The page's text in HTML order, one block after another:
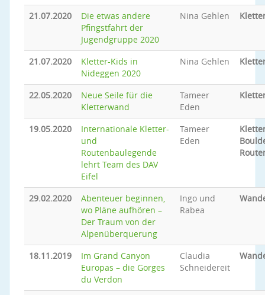
21.07.2020
Die etwas andere
Pfingstfahrt der
Jugendgruppe 2020
Nina Gehlen
21.07.2020
Kletter-Kids in
Nideggen 2020
Nina Gehlen
22.05.2020
Neue Seile für die
Kletterwand
Tameer
Eden
19.05.2020
Internationale Kletter-
und
Routenbaulegende
lehrt Team des DAV
Eifel
Tameer
Eden
29.02.2020
Abenteuer beginnen,
wo Pläne aufhören –
Der Traum von der
Alpenüberquerung
Ingo und
Rabea
18.11.2019
Im Grand Canyon
Europas – die Gorges
du Verdon
Claudia
Schneidereit